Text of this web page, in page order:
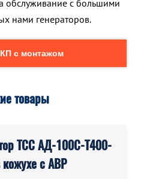
обслуживание с большими
нами генераторов.
с монтажом
товары
ТСС АД-100С-Т400-
с АВР